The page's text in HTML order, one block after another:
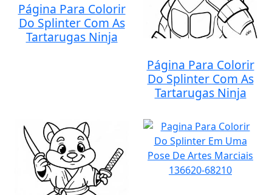
Página Para Colorir
Do Splinter Com As
Tartarugas Ninja
Página Para Colorir
Do Splinter Com As
Tartarugas Ninja